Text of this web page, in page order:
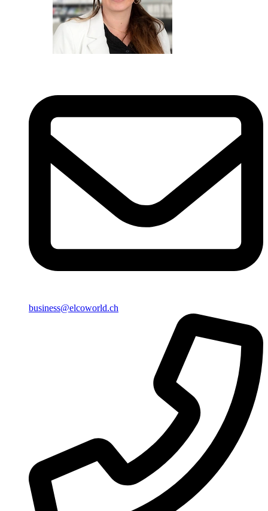
business@elcoworld.ch